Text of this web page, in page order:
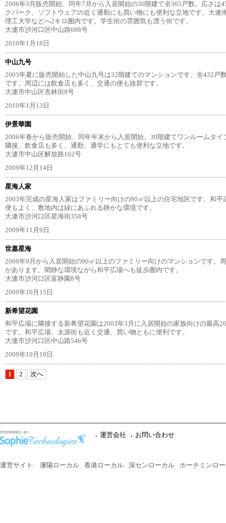
2006年3月販売開始、同年7月から入居開始の30階建て全365戸数。広さは
クパーク、ソフトウェアの近く通勤にも買い物にも便利な立地です。大連
理工大学などへ2キロ圏内です。学生街の雰囲気も漂う街です。
大連市沙河口区中山路688号
2010年1月18日
中山九号
2003年夏に販売開始した中山九号は32階建てのマンションです。全432戸
です。周辺には飲食店も多く、交通の便も抜群です。
大連市中山区杏林街9号
2010年1月13日
伊景華園
2006年春から販売開始、同年年末から入居開始。30階建てワンルームタ
隣接、飲食店も多く、通勤、通学にもとても便利な立地です。
大連市中山区解放路162号
2009年12月14日
星海人家
2003年完成の星海人家はファミリー向けの90㎡以上の住宅地区です。和
便もよく、敷地内は緑にあふれる静かな環境です。
大連市沙河口区星海街358号
2009年11月9日
世嘉星海
2009年9月から入居開始の90㎡以上のファミリー向けのマンションです。
があります。閑静な環境ながら和平広場へも徒歩圏内です。
大連市沙河口区富静園8号
2009年10月15日
新希望花園
和平広場に隣接する新希望花園は2003年3月に入居開始の家族向けの最高
です。和平広場、太源街も近く交通、買い物ともに便利です。
大連市沙河口区中山路546号
2009年10月10日
1 2 次へ
運営会社 お問い合わせ
運営サイト: 瀋陽ローカル 香港ローカル 深センローカル ホーチミンロ